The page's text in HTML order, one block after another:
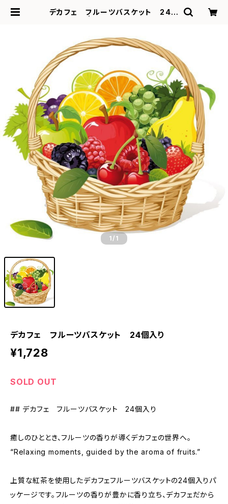
デカフェ フルーツバスケット 24個
1 /1
デカフェ フルーツバスケット 24個入り
¥1,728
SOLD OUT
## デカフェ フルーツバスケット 24個入り
癒しのひととき、フルーツの香りが導くデカフェの世界へ。
“Relaxing moments, guided by the aroma of fruits.”
上質な紅茶を使用したデカフェフルーツバスケットの24個入りパ
ッケージです。フルーツの香りが豊かに香り立ち、デカフェだから